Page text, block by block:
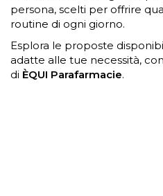
persona, scelti per offrire
routine di ogni giorno.
Esplora le proposte
adatte alle tue necessità,
di ÈQUI Parafarmacie.